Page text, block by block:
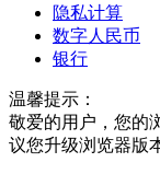
隐私计算
数字人民币
银行
温馨提示：
敬爱的用户，您的
议您升级浏览器版